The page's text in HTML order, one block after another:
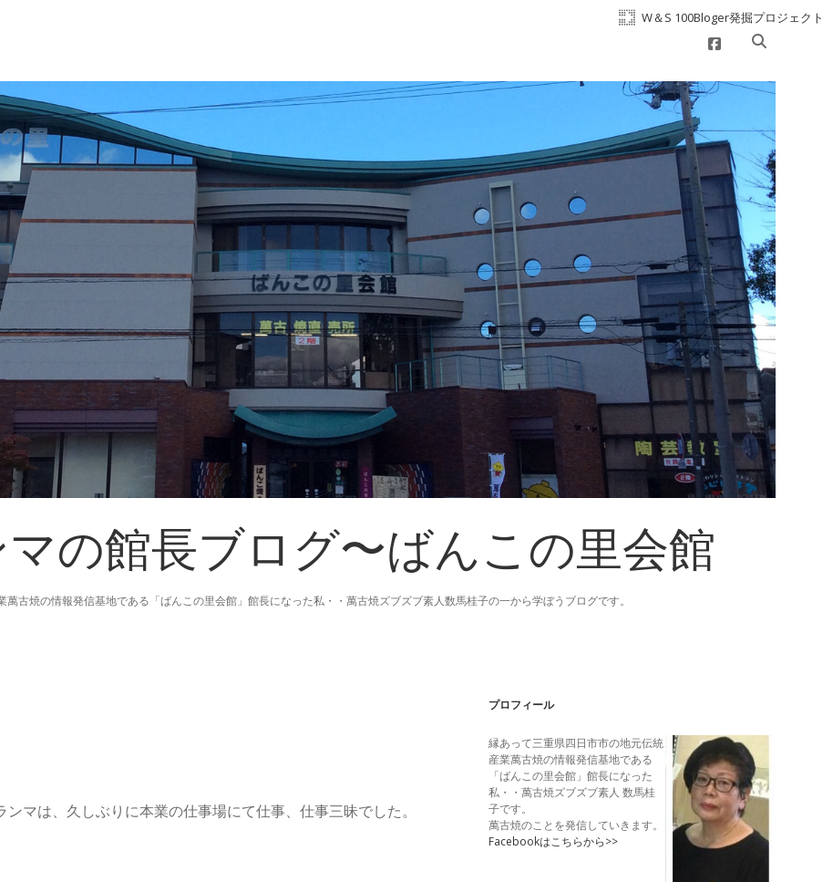
W＆S 100Bloger発掘プロジェクト
facebook
の館長ブログ〜ばんこの里会館
古焼の情報発信基地である「ばんこの里会館」館長になった私・・萬古焼ズブズブ素人数馬桂子の一から学ぼうブログです。
マは、久しぶりに本業の仕事場にて仕事、仕事三昧でした。
Sidebar
プロフィール
縁あって三重県四日市市の地元伝統
産業萬古焼の情報発信基地である
「ばんこの里会館」館長になった
私・・萬古焼ズブズブ素人 数馬桂
子です。
萬古焼のことを発信していきます。
Facebookはこちらから>>